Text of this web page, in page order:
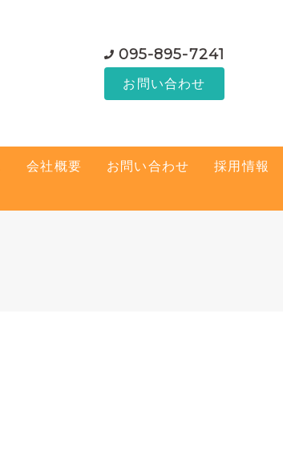
095-895-7241
お問い合わせ
会社概要 お問い合わせ
採用情報